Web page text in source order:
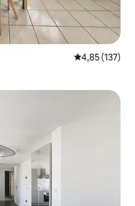
4,85 av 5 i
4,85 (137)